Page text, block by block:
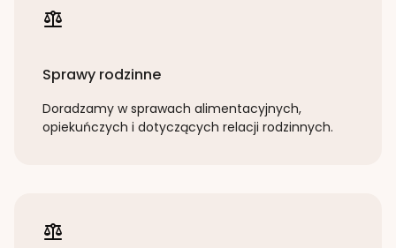
Sprawy rodzinne
Doradzamy w sprawach alimentacyjnych,
opiekuńczych i dotyczących relacji rodzinnych.